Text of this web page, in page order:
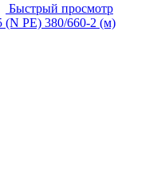
Быстрый просмотр
PE) 380/660-2 (м)